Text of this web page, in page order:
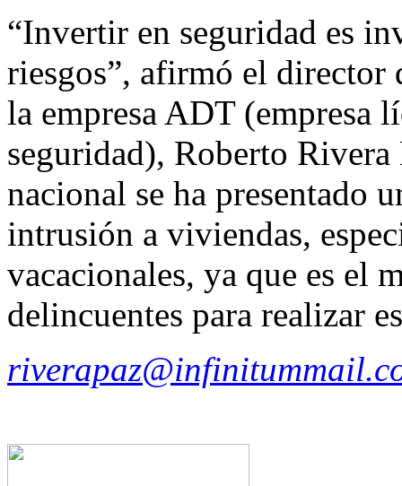
“Invertir en seguridad es
riesgos”, afirmó el director
la empresa ADT (empresa
seguridad), Roberto
nacional se ha presentado
intrusión a viviendas,
vacacionales, ya que es el
delincuentes para realizar